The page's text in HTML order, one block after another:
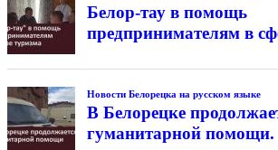
Белор-тау в помощь
предпринимателям в
Новости Белорецка на русском языке
В Белорецке
гуманитарной помощи.